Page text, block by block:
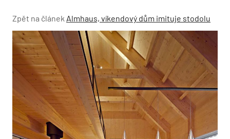
Zpět na článek Almhaus, víkendový dům imituje stodolu